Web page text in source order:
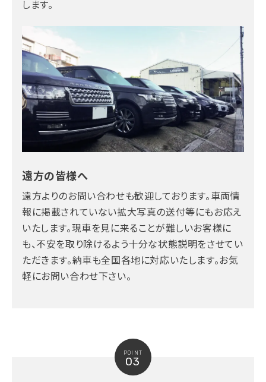
します。
遠方の皆様へ
遠方よりのお問い合わせも歓迎しております。車両情
報に掲載されていない拡大写真の送付等にもお応え
いたします。現車を見に来ることが難しいお客様に
も、不安を取り除けるよう十分な状態説明をさせてい
ただきます。納車も全国各地に対応いたします。お気
軽にお問い合わせ下さい。
POINT
03